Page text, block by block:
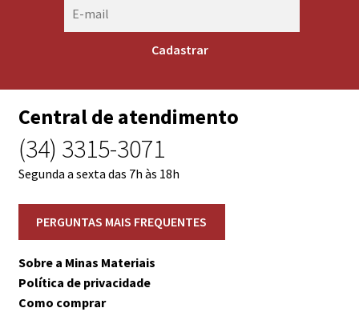
Central de atendimento
(34) 3315-3071
Segunda a sexta das 7h às 18h
Sobre a Minas Materiais
Política de privacidade
Como comprar